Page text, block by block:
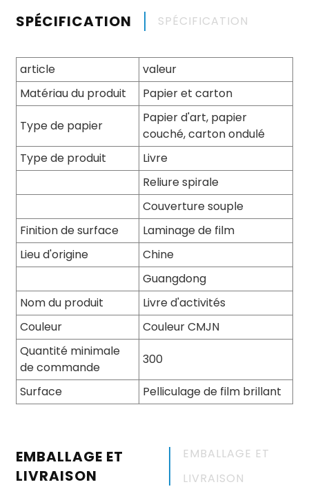
SPÉCIFICATION SPÉCIFICATION
article
valeur
Matériau du produit
Papier et carton
Type de papier
Papier d'art, papier
couché, carton ondulé
Type de produit
Livre
Reliure spirale
Couverture souple
Finition de surface
Laminage de film
Lieu d'origine
Chine
Guangdong
Nom du produit
Livre d'activités
Couleur
Couleur CMJN
Quantité minimale
de commande
300
Surface Pelliculage de film brillant
EMBALLAGE ET
LIVRAISON
EMBALLAGE ET
LIVRAISON